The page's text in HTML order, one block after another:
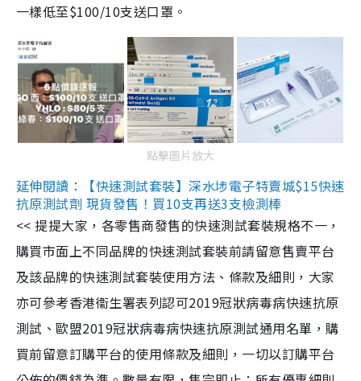
一樣低至$100/10支送口罩。
點擊圖片放大
延伸閱讀：【快速測試套裝】深水埗電子特賣城$15快速
抗原測試劑 現貨發售！買10支再送3支檢測棒
<< 提提大家，各零售商發售的快速測試套裝規格不一，
購買市面上不同品牌的快速測試套裝前請留意售賣平台
及該品牌的快速測試套裝使用方法、條款及細則，大家
亦可參考香港衞生署表列認可2019冠狀病毒病快速抗原
測試、歐盟2019冠狀病毒病快速抗原測試通用名單，購
買前留意訂購平台的使用條款及細則，一切以訂購平台